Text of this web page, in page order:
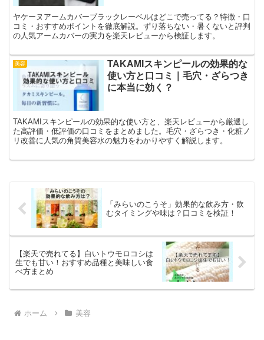
ヤケーヌアームカバーブラックレーベルはどこで売ってる？特徴・口
コミ・おすすめポイントを徹底解説。ずり落ちない・暑くないと評判
の人気アームカバーの実力を楽天レビューから検証します。
美容
TAKAMIスキンピールの効果的な
使い方と口コミ｜毛穴・ざらつき
に本当に効く？
TAKAMIスキンピールの効果的な使い方と、楽天レビューから厳選し
た高評価・低評価の口コミをまとめました。毛穴・ざらつき・化粧ノ
リ改善に人気の角質美容水の魅力をわかりやすく解説します。
「みらいのこうそ」効果的な飲み方・飲
むタイミングや味は？口コミを検証！
【楽天で売れてる】白いトウモロコシは
生でも甘い！おすすめ品種と美味しい食
べ方まとめ
ホーム 美容